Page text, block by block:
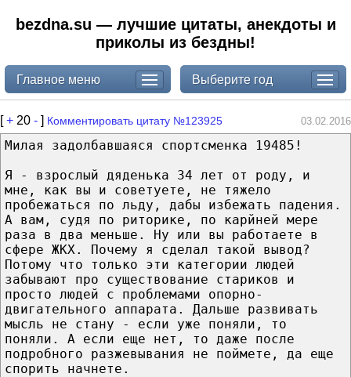
bezdna.su — лучшие цитаты, анекдоты и
приколы из бездны!
Главное меню Выберите год
[+ 20 - ] Комментировать цитату №123925 03.02.2016
Милая задолбавшаяся спортсменка 19485!
Я - взрослый дяденька 34 лет от роду, и
мне, как вы и советуете, не тяжело
пробежаться по льду, дабы избежать падения.
А вам, судя по риторике, по карйней мере
раза в два меньше. Ну или вы работаете в
сфере ЖКХ. Почему я сделал такой вывод?
Потому что только эти категории людей
забывают про существование стариков и
просто людей с проблемами опорно-
двигательного аппарата. Дальше развивать
мысль не стану - если уже поняли, то
поняли. А если еще нет, то даже после
подробного разжевывания не поймете, да еще
спорить начнете.